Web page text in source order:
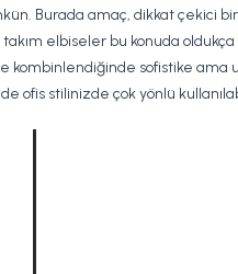
Burada amaç, dikkat çekici
elbiseler bu konuda
sofistike ama
ofis stilinizde çok yönlü